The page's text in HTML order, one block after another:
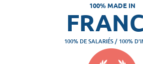
100% MADE IN
100% DE SALARIÉS / 100%